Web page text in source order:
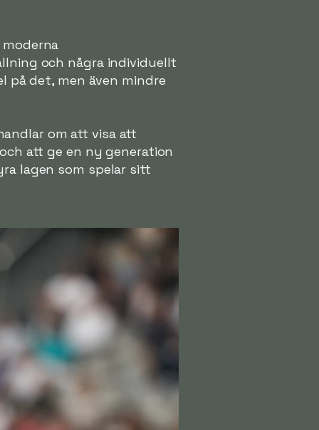
och några individuellt
på det, men även mindre
om att visa att
att ge en ny generation
lagen som spelar sitt